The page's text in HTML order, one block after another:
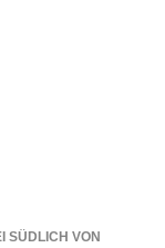
SÜDLICH VON